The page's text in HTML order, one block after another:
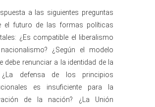
a las siguientes preguntas
el futuro de las formas políticas
¿Es compatible el liberalismo
¿Según el modelo
debe renunciar a la identidad de la
¿La defensa de los principios
es insuficiente para la
de la nación? ¿La Unión